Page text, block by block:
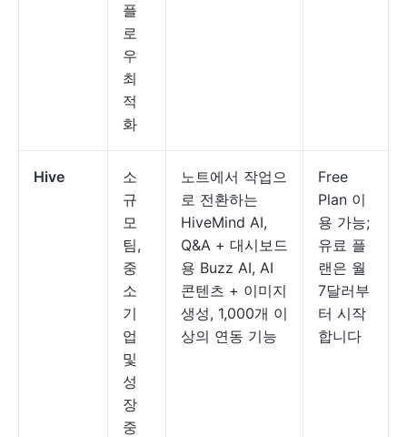
플
로
우
최
적
화
Hive
소
규
모
팀,
중
소
기
업
및
성
장
중
노트에서 작업으
로 전환하는
HiveMind AI,
Q&A + 대시보드
용 Buzz AI, AI
콘텐츠 + 이미지
생성, 1,000개 이
상의 연동 기능
Free
Plan 이
용 가능;
유료 플
랜은 월
7달러부
터 시작
합니다